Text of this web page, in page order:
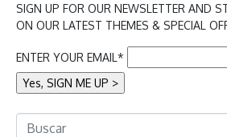
SIGN UP FOR OUR NEWSLETTER AND
ON OUR LATEST THEMES & SPECIAL
ENTER YOUR EMAIL*